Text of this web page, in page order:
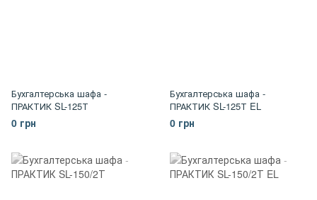
Бухгалтерська шафа -
ПРАКТИК SL-125Т
0 грн
Бухгалтерська шафа -
ПРАКТИК SL-125Т EL
0 грн